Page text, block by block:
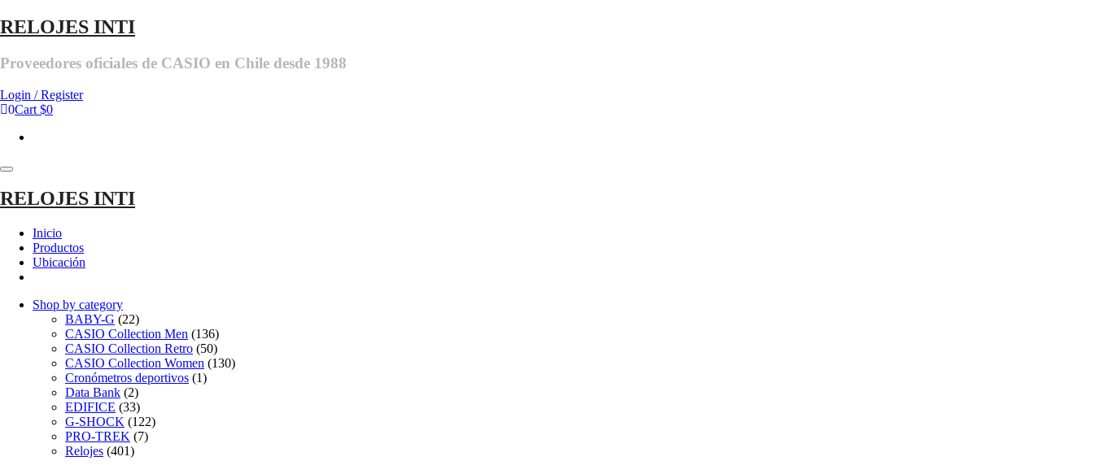
Skip
to
content
RELOJES INTI
Proveedores oficiales de CASIO en Chile desde 1988
Login / Register
0Cart $0
Toggle
RELOJES INTI
Inicio
Productos
Ubicación
Shop by category
BABY-G (22)
CASIO Collection Men (136)
CASIO Collection Retro (50)
CASIO Collection Women (130)
Cronómetros deportivos (1)
Data Bank (2)
EDIFICE (33)
G-SHOCK (122)
PRO-TREK (7)
Relojes (401)